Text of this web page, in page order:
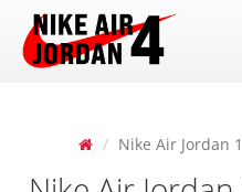
Nike Air Jordan